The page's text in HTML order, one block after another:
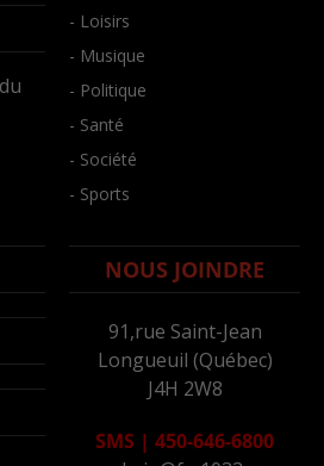
- Loisirs
- Musique
- Politique
- Santé
- Société
- Sports
NOUS JOINDRE
91,rue Saint-Jean
Longueuil (Québec)
J4H 2W8
SMS | 450-646-6800